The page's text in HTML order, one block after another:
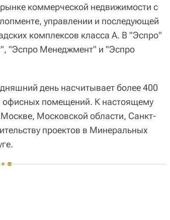
коммерческой недвижимости с
управлении и последующей
комплексов класса А. В "Эспро"
"Эспро Менеджмент" и "Эспро
день насчитывает более 400
офисных помещений. К настоящему
Московской области, Санкт-
проектов в Минеральных